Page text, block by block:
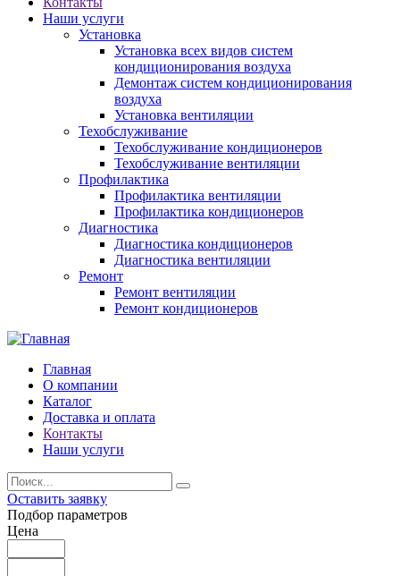
Наши услуги
Установка
Установка всех видов систем
кондиционирования воздуха
Демонтаж систем кондиционирования
воздуха
Установка вентиляции
Техобслуживание
Техобслуживание кондиционеров
Техобслуживание вентиляции
Профилактика
Профилактика вентиляции
Профилактика кондиционеров
Диагностика
Диагностика кондиционеров
Диагностика вентиляции
Ремонт
Ремонт вентиляции
Ремонт кондиционеров
Главная
О компании
Каталог
Доставка и оплата
Контакты
Наши услуги
Оставить заявку
Подбор параметров
Цена